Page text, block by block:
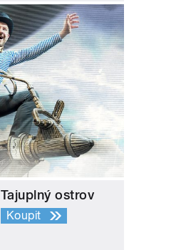
Tajuplný ostrov
Koupit